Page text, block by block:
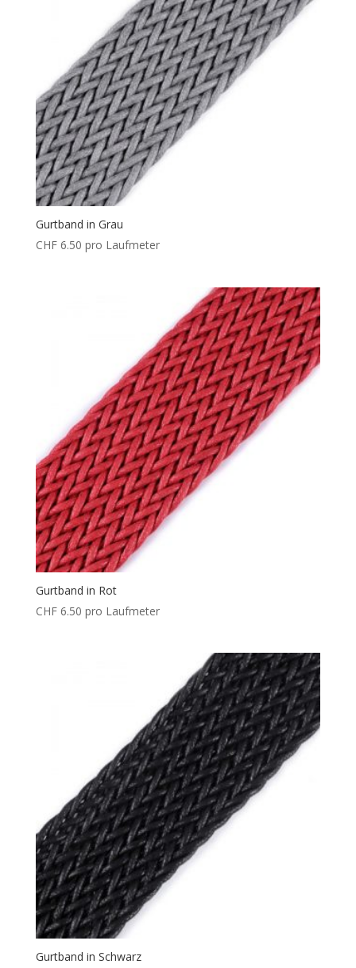
Gurtband in Grau
CHF6.50 pro Laufmeter
Gurtband in Rot
CHF6.50 pro Laufmeter
Gurtband in Schwarz